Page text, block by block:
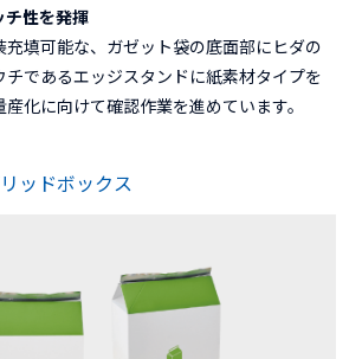
チ性を発揮
充填可能な、ガゼット袋の底面部にヒダの
チであるエッジスタンドに紙素材タイプを
化に向けて確認作業を進めています。
ッドボックス